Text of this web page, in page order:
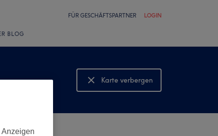
FÜR GESCHÄFTSPARTNER LOGIN
BLOG
Karte verbergen
Karte anzeigen